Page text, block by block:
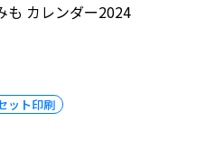
も カレンダー2024
ット印刷